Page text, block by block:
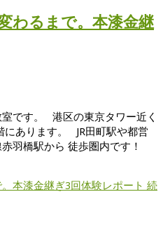
わるまで。本漆金継
です。 港区の東京タワー近く
にあります。 JR田町駅や都営
羽橋駅から 徒歩圏内です！
本漆金継ぎ3回体験レポート 続